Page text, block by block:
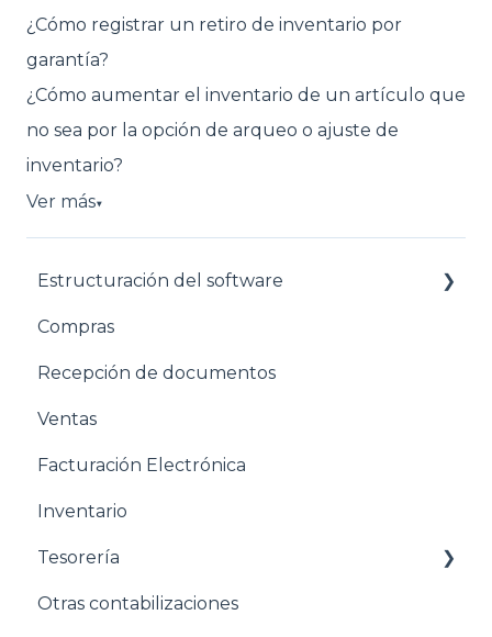
¿Cómo registrar un retiro de inventario por
garantía?
¿Cómo aumentar el inventario de un artículo que
no sea por la opción de arqueo o ajuste de
inventario?
Ver más▼
Estructuración del software
Pasos para configurar tu empresa
Estructuración General
Estructuración Contabilidad
Estructuración Compras
Estructuración Ventas
Estructuración Inventarios
Estructuración Tesorería
Compras
Recepción de documentos
Ventas
Facturación Electrónica
Inventario
Tesorería
Conciliacion bancaria
Otras contabilizaciones